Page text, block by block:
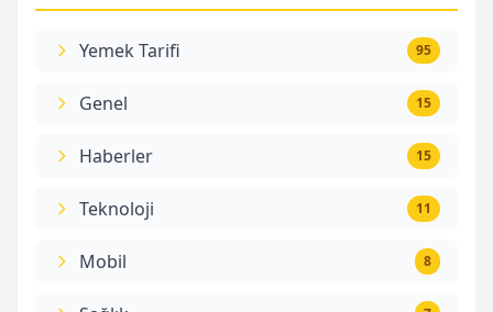
Yemek Tarifi 95
Genel 15
Haberler 15
Teknoloji 11
Mobil 8